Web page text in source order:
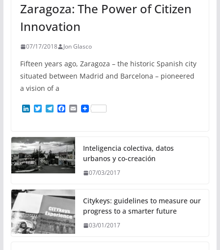
Zaragoza: The Power of Citizen
Innovation
07/17/2018 Jon Glasco
Fifteen years ago, Zaragoza – the historic Spanish city
situated between Madrid and Barcelona – pioneered
a vision of a
L
e
d
I
n
T
t
e
r
T
g
r
a
m
F
b
o
o
k
E
Inteligencia colectiva, datos
urbanos y co-creación
07/03/2017
Citykeys: guidelines to measure our
progress to a smarter future
03/01/2017